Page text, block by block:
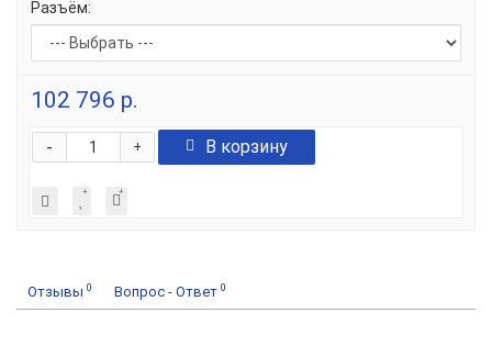
Разъём:
102 796 р.
+
- В корзину
Отзывы 0 Вопрос - Ответ 0